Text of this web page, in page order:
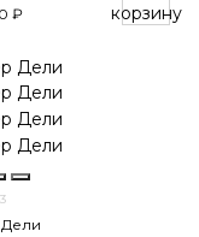
₽
корзину